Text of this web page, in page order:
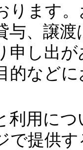
ります
与、譲
申し出
的など
利用に
で提供